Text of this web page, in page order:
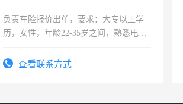
负责车险报价出单，要求：大专以上学
历，女性，年龄22-35岁之间，熟悉电脑
试用期1-3个月，转正后交纳五险，
查看联系方式